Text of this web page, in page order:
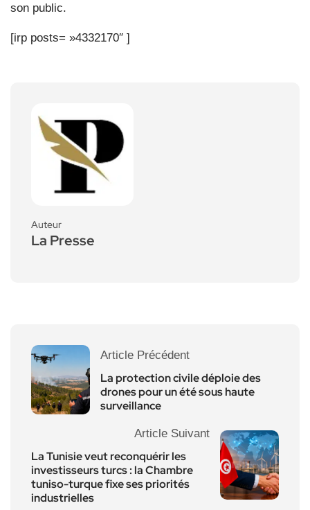
son public.
[irp posts= »4332170″ ]
Auteur
La Presse
Article Précédent
La protection civile déploie des
drones pour un été sous haute
surveillance
Article Suivant
La Tunisie veut reconquérir les
investisseurs turcs : la Chambre
tuniso-turque fixe ses priorités
industrielles